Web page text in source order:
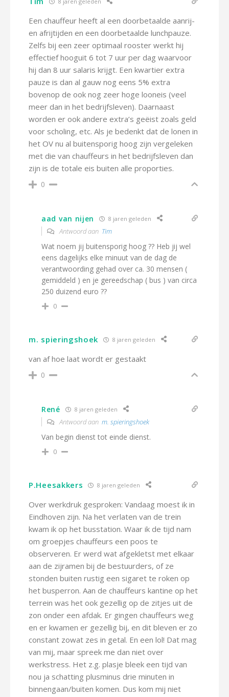
Een chauffeur heeft al een doorbetaalde aanrij-
en afrijtijden en een doorbetaalde lunchpauze.
Zelfs bij een zeer optimaal rooster werkt hij
effectief hooguit 6 tot 7 uur per dag waarvoor
hij dan 8 uur salaris krijgt. Een kwartier extra
pauze is dan al gauw nog eens 5% extra
bovenop de ook nog zeer hoge looneis (veel
meer dan in het bedrijfsleven). Daarnaast
worden er ook andere extra’s geëist zoals geld
voor scholing, etc. Als je bedenkt dat de lonen in
het OV nu al buitensporig hoog zijn vergeleken
met die van chauffeurs in het bedrijfsleven dan
zijn is de totale eis buiten alle proporties.
0
aad van nijen 8 jaren geleden
Antwoord aan Tim
Wat noem jij buitensporig hoog ?? Heb jij wel
eens dagelijks elke minuut van de dag de
verantwoording gehad over ca. 30 mensen (
gemiddeld ) en je gereedschap ( bus ) van circa
250 duizend euro ??
0
m. spieringshoek 8 jaren geleden
van af hoe laat wordt er gestaakt
0
René 8 jaren geleden
Antwoord aan m. spieringshoek
Van begin dienst tot einde dienst.
0
P.Heesakkers 8 jaren geleden
Over werkdruk gesproken: Vandaag moest ik in
Eindhoven zijn. Na het verlaten van de trein
kwam ik op het busstation. Waar ik de tijd nam
om groepjes chauffeurs een poos te
observeren. Er werd wat afgekletst met elkaar
aan de zijramen bij de bestuurders, of ze
stonden buiten rustig een sigaret te roken op
het busperron. Aan de chauffeurs kantine op het
terrein was het ook gezellig op de zitjes uit de
zon onder een afdak. Er gingen chauffeurs weg
en er kwamen er gezellig bij, en dit bleven er zo
constant zowat zes in getal. En een lol! Dat mag
van mij, maar spreek me dan niet over
werkstress. Het z.g. plasje bleek een tijd van
nou ja schatting plusminus drie minuten in
binnengaan/buiten komen. Dus kom mij niet